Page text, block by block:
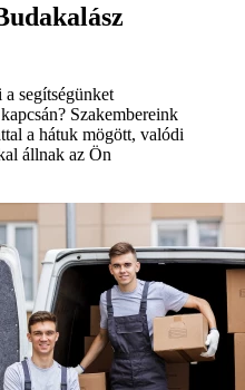
segítségünket
Szakembereink
a hátuk mögött, valódi
állnak az Ön